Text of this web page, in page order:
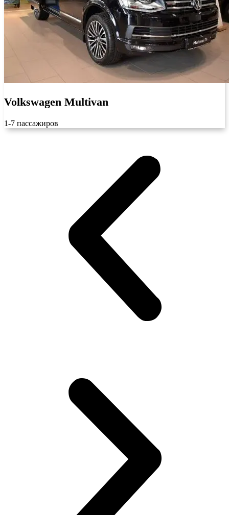
Volkswagen Multivan
1-7 пассажиров